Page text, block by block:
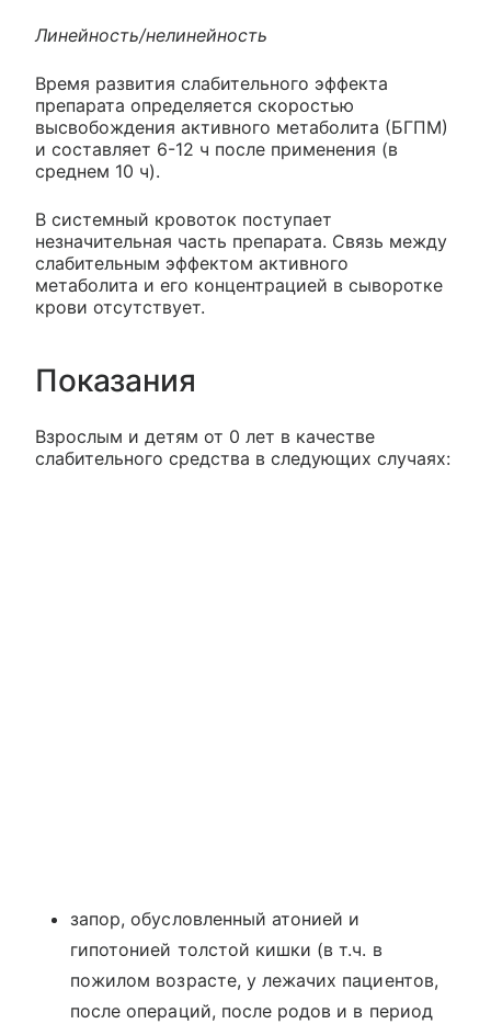
Линейность/нелинейность
Время развития слабительного эффекта
препарата определяется скоростью
высвобождения активного метаболита (БГПМ)
и составляет 6-12 ч после применения (в
среднем 10 ч).
В системный кровоток поступает
незначительная часть препарата. Связь между
слабительным эффектом активного
метаболита и его концентрацией в сыворотке
крови отсутствует.
Показания
Взрослым и детям от 0 лет в качестве
слабительного средства в следующих случаях:
запор, обусловленный атонией и
гипотонией толстой кишки (в т.ч. в
пожилом возрасте, у лежачих пациентов,
после операций, после родов и в период